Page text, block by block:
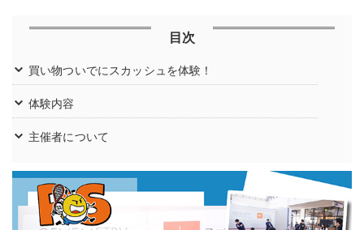
目次
買い物ついでにスカッシュを体験！
体験内容
主催者について